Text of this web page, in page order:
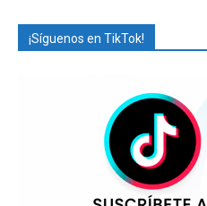
¡Síguenos en TikTok!